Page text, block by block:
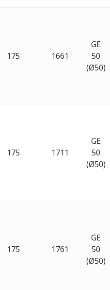
175 1661
GE
50
(Ø50)
175 1711
GE
50
(Ø50)
175 1761
GE
50
(Ø50)